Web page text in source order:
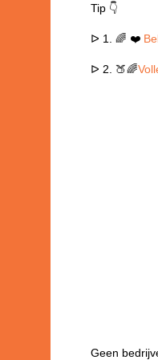
Tip 👇
ᐅ 1. 🌈 ❤️
ᐅ 2. 🍑🌈
Geen